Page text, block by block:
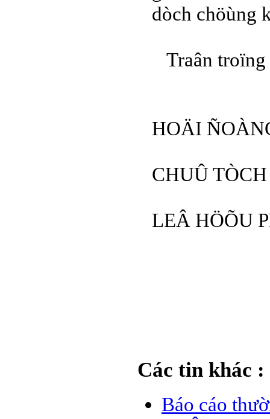
dòch chöùng
Traân
HOÄI
CHUÛ TÒCH
LEÂ HÖÕU
Các tin khác :
Báo cáo